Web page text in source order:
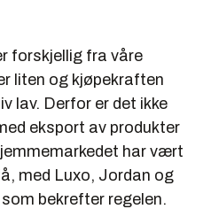
forskjellig fra våre
liten og kjøpekraften
lav. Derfor er det ikke
eksport av produkter
har vært
med Luxo, Jordan og
bekrefter regelen.